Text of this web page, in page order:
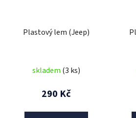
Plastový lem (Jeep)
skladem (3 ks)
290 Kč